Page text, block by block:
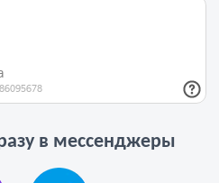
в мессенджеры